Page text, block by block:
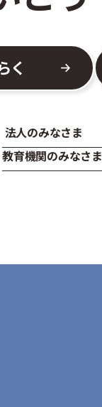
く
法人のみなさま
教育機関のみなさま